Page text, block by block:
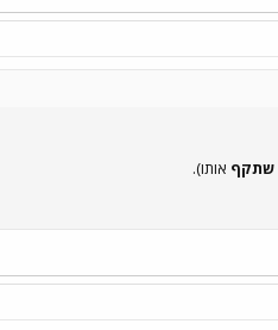
שתקף אותו).